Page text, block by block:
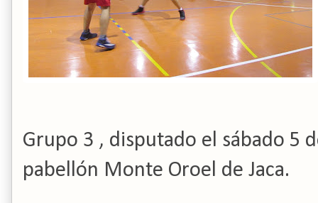
Grupo 3 , disputado el sábado 5
pabellón Monte Oroel de Jaca.